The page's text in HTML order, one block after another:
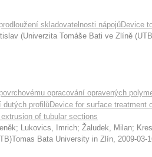
skladovatelnosti nápojůDevice
(Univerzita Tomáše Bati ve Zlíně
opracování opravených
profilůDevice for surface treatment
of tubular sections
; Lukovics, Imrich; Žaludek, Milan;
Bata University in Zlín, 2009-03-